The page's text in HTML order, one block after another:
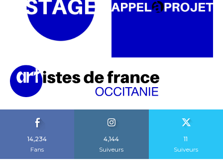
Fans
Suiveurs
Suiveurs